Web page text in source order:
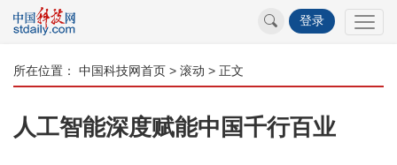
登录
所在位置： 中国科技网首页 > 滚动 > 正文
人工智能深度赋能中国千行百业